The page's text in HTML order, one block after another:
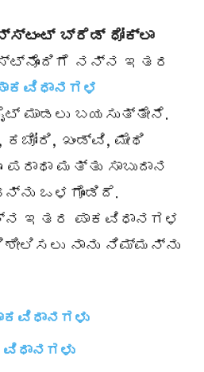
ಬ್ರೆಡ್ ಧೋಕ್ಲಾ
ನನ್ನ ಇತರ
ಮಾಡಲು ಬಯಸುತ್ತೇನೆ.
ಕಚೋರಿ, ಖಂಡ್ವಿ, ಮೇಥಿ
ಪರಾಥಾ ಮತ್ತು ಸಾಬುದಾನ
ಒಳಗೊಂಡಿದೆ.
ಇತರ ಪಾಕವಿಧಾನಗಳ
ನಾನು ನಿಮ್ಮನ್ನು